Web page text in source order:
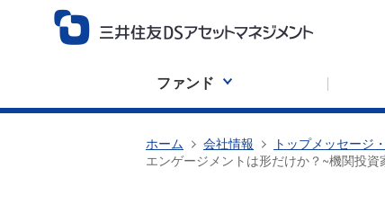
ファンド
ホーム 会社情報 トップメッセージ
エンゲージメントは形だけか？~機関投